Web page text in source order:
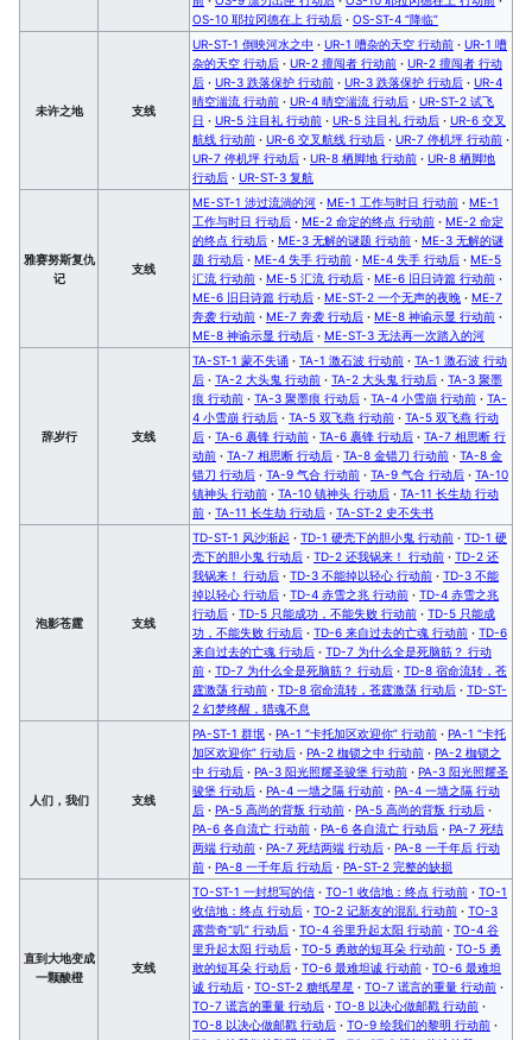
OS-10 耶拉冈德在上 行动后 · OS-ST-4 “降临”
未许之地 支线
UR-ST-1 倒映河水之中 · UR-1 嘈杂的天空 行动前 · UR-1 嘈
杂的天空 行动后 · UR-2 擅闯者 行动前 · UR-2 擅闯者 行动
后 · UR-3 跌落保护 行动前 · UR-3 跌落保护 行动后 · UR-4
晴空湍流 行动前 · UR-4 晴空湍流 行动后 · UR-ST-2 试飞
日 · UR-5 注目礼 行动前 · UR-5 注目礼 行动后 · UR-6 交叉
航线 行动前 · UR-6 交叉航线 行动后 · UR-7 停机坪 行动前 ·
UR-7 停机坪 行动后 · UR-8 栖脚地 行动前 · UR-8 栖脚地
行动后 · UR-ST-3 复航
雅赛努斯复仇
记
支线
ME-ST-1 涉过流淌的河 · ME-1 工作与时日 行动前 · ME-1
工作与时日 行动后 · ME-2 命定的终点 行动前 · ME-2 命定
的终点 行动后 · ME-3 无解的谜题 行动前 · ME-3 无解的谜
题 行动后 · ME-4 失手 行动前 · ME-4 失手 行动后 · ME-5
汇流 行动前 · ME-5 汇流 行动后 · ME-6 旧日诗篇 行动前 ·
ME-6 旧日诗篇 行动后 · ME-ST-2 一个无声的夜晚 · ME-7
奔袭 行动前 · ME-7 奔袭 行动后 · ME-8 神谕示显 行动前 ·
ME-8 神谕示显 行动后 · ME-ST-3 无法再一次踏入的河
辞岁行 支线
TA-ST-1 蒙不失诵 · TA-1 激石波 行动前 · TA-1 激石波 行动
后 · TA-2 大头鬼 行动前 · TA-2 大头鬼 行动后 · TA-3 聚墨
痕 行动前 · TA-3 聚墨痕 行动后 · TA-4 小雪崩 行动前 · TA-
4 小雪崩 行动后 · TA-5 双飞燕 行动前 · TA-5 双飞燕 行动
后 · TA-6 裹锋 行动前 · TA-6 裹锋 行动后 · TA-7 相思断 行
动前 · TA-7 相思断 行动后 · TA-8 金错刀 行动前 · TA-8 金
错刀 行动后 · TA-9 气合 行动前 · TA-9 气合 行动后 · TA-10
镇神头 行动前 · TA-10 镇神头 行动后 · TA-11 长生劫 行动
前 · TA-11 长生劫 行动后 · TA-ST-2 史不失书
泡影苍霆 支线
TD-ST-1 风沙渐起 · TD-1 硬壳下的胆小鬼 行动前 · TD-1 硬
壳下的胆小鬼 行动后 · TD-2 还我锅来！ 行动前 · TD-2 还
我锅来！ 行动后 · TD-3 不能掉以轻心 行动前 · TD-3 不能
掉以轻心 行动后 · TD-4 赤雪之兆 行动前 · TD-4 赤雪之兆
行动后 · TD-5 只能成功，不能失败 行动前 · TD-5 只能成
功，不能失败 行动后 · TD-6 来自过去的亡魂 行动前 · TD-6
来自过去的亡魂 行动后 · TD-7 为什么全是死脑筋？ 行动
前 · TD-7 为什么全是死脑筋？ 行动后 · TD-8 宿命流转，苍
霆激荡 行动前 · TD-8 宿命流转，苍霆激荡 行动后 · TD-ST-
2 幻梦终醒，猎魂不息
人们，我们 支线
PA-ST-1 群氓 · PA-1 “卡托加区欢迎你” 行动前 · PA-1 “卡托
加区欢迎你” 行动后 · PA-2 枷锁之中 行动前 · PA-2 枷锁之
中 行动后 · PA-3 阳光照耀圣骏堡 行动前 · PA-3 阳光照耀圣
骏堡 行动后 · PA-4 一墙之隔 行动前 · PA-4 一墙之隔 行动
后 · PA-5 高尚的背叛 行动前 · PA-5 高尚的背叛 行动后 ·
PA-6 各自流亡 行动前 · PA-6 各自流亡 行动后 · PA-7 死结
两端 行动前 · PA-7 死结两端 行动后 · PA-8 一千年后 行动
前 · PA-8 一千年后 行动后 · PA-ST-2 完整的缺损
直到大地变成
一颗酸橙
支线
TO-ST-1 一封想写的信 · TO-1 收信地：终点 行动前 · TO-1
收信地：终点 行动后 · TO-2 记新友的混乱 行动前 · TO-3
露营奇“叽” 行动后 · TO-4 谷里升起太阳 行动前 · TO-4 谷
里升起太阳 行动后 · TO-5 勇敢的短耳朵 行动前 · TO-5 勇
敢的短耳朵 行动后 · TO-6 最难坦诚 行动前 · TO-6 最难坦
诚 行动后 · TO-ST-2 糖纸星星 · TO-7 谎言的重量 行动前 ·
TO-7 谎言的重量 行动后 · TO-8 以决心做邮戳 行动前 ·
TO-8 以决心做邮戳 行动后 · TO-9 绘我们的黎明 行动前 ·